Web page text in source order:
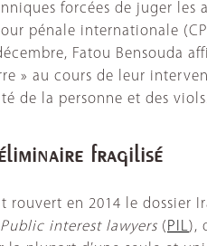
forcées de juger les
pénale internationale
Fatou Bensouda
» au cours de leur
de la personne et des
fragilisé
rouvert en 2014 le dossier
Public interest lawyers ( PIL),